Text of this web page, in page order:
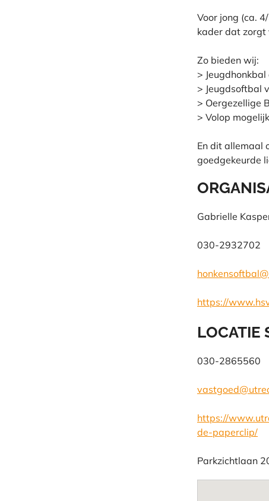
Voor jong (ca.
kader dat zorgt
Zo bieden wij:
>
> Jeugdsoftbal
> Oergezellige
> Volop
En dit allemaal
goedgekeurde
Gabrielle
030-2932702
https://
LOCATIE
030-2865560
https://
de-paperclip/
Parkzichtlaan